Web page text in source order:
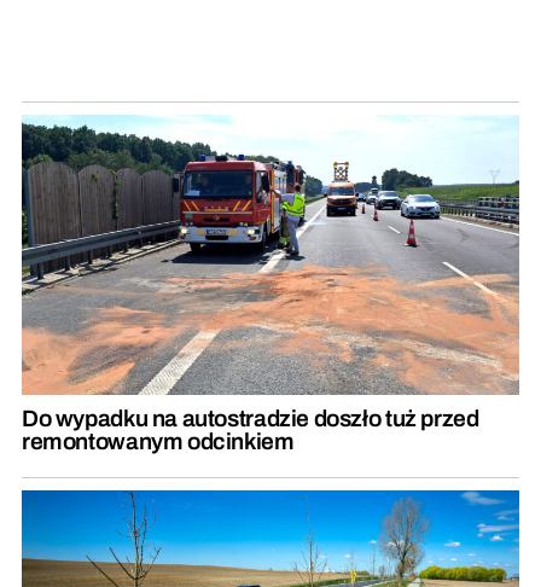
Do wypadku na autostradzie doszło tuż przed
remontowanym odcinkiem